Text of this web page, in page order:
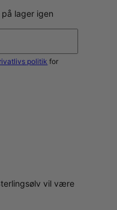
lager igen
politik for
vil være